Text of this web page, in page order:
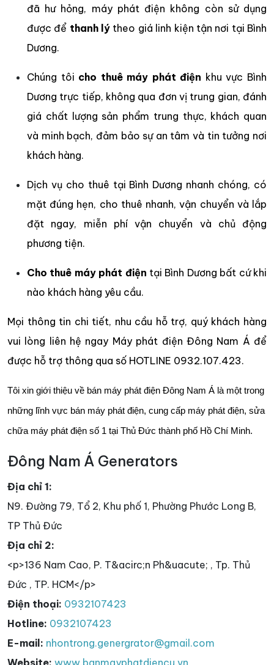
đã hư hỏng, máy phát điện không còn sử dụng
được để thanh lý theo giá linh kiện tận nơi tại Bình
Dương.
Chúng tôi cho thuê máy phát điện khu vực Bình
Dương trực tiếp, không qua đơn vị trung gian, đánh
giá chất lượng sản phẩm trung thực, khách quan
và minh bạch, đảm bảo sự an tâm và tin tưởng nơi
khách hàng.
Dịch vụ cho thuê tại Bình Dương nhanh chóng, có
mặt đúng hẹn, cho thuê nhanh, vận chuyển và lắp
đặt ngay, miễn phí vận chuyển và chủ động
phương tiện.
Cho thuê máy phát điện tại Bình Dương bất cứ khi
nào khách hàng yêu cầu.
Mọi thông tin chi tiết, nhu cầu hỗ trợ, quý khách hàng
vui lòng liên hệ ngay Máy phát điện Đông Nam Á để
được hỗ trợ thông qua số HOTLINE 0932.107.423.
Tôi xin giới thiệu về bán máy phát điện Đông Nam Á là một trong
những lĩnh vực bán máy phát điện, cung cấp máy phát điện, sửa
chữa máy phát điện số 1 tại Thủ Đức thành phố Hồ Chí Minh.
Đông Nam Á Generators
Địa chỉ 1:
N9. Đường 79, Tổ 2, Khu phố 1, Phường Phước Long B,
TP Thủ Đức
Địa chỉ 2:
<p>136 Nam Cao, P. T&acirc;n Ph&uacute; , Tp. Thủ
Đức , TP. HCM</p>
Điện thoại: 0932107423
Hotline: 0932107423
E-mail: nhontrong.genergrator@gmail.com
Website: www.banmayphatdiencu.vn